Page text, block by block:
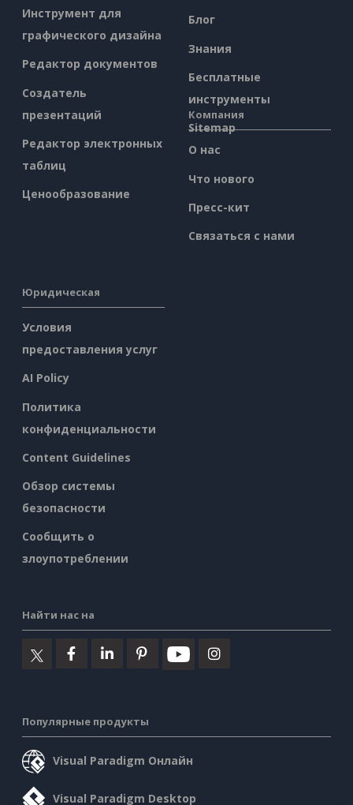
Инструмент для
графического дизайна
Редактор документов
Создатель
презентаций
Редактор электронных
таблиц
Ценообразование
Блог
Знания
Бесплатные
инструменты
Sitemap
Компания
О нас
Что нового
Пресс-кит
Связаться с нами
Юридическая
Условия
предоставления услуг
AI Policy
Политика
конфиденциальности
Content Guidelines
Обзор системы
безопасности
Сообщить о
злоупотреблении
Найти нас на
Популярные продукты
Visual Paradigm Онлайн
Visual Paradigm Desktop